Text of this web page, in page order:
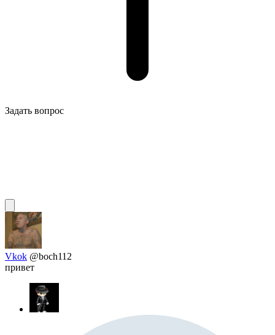
Задать вопрос
Vkok @boch112
привет